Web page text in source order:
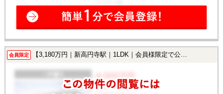
会員限定 【3,180万円｜新高円寺駅｜1LDK｜会員様限定で公開中！】